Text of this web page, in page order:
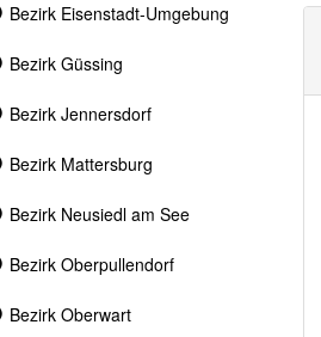
Collapsed
Bezirk Eisenstadt-Umgebung
Collapsed
Bezirk Güssing
Collapsed
Bezirk Jennersdorf
Collapsed
Bezirk Mattersburg
Collapsed
Bezirk Neusiedl am See
Collapsed
Bezirk Oberpullendorf
Expanded
Bezirk Oberwart